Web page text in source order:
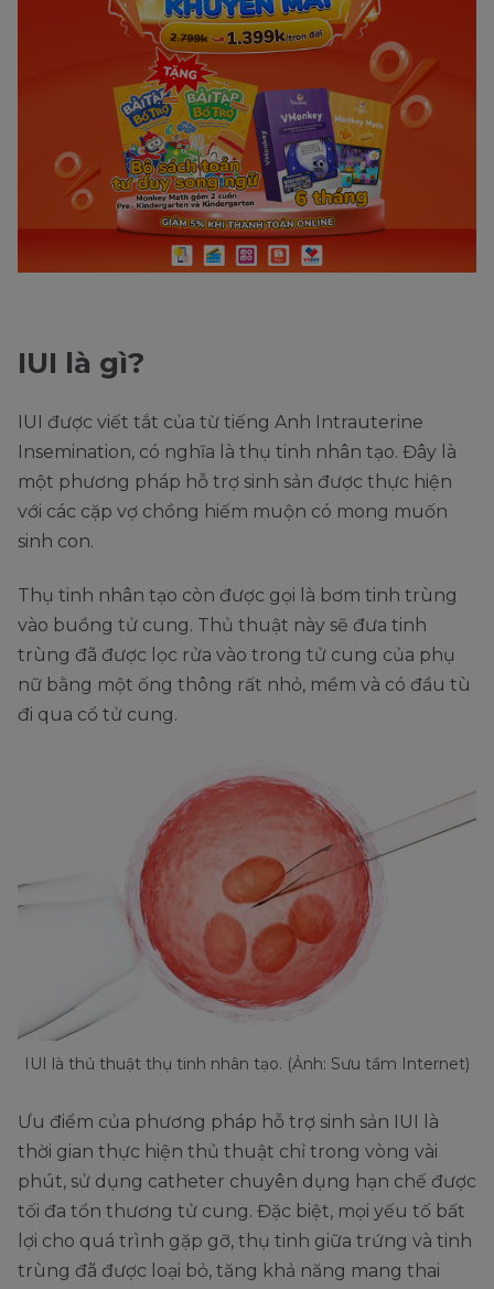
IUI là gì?
IUI được viết tắt của từ tiếng Anh Intrauterine
Insemination, có nghĩa là thụ tinh nhân tạo. Đây là
một phương pháp hỗ trợ sinh sản được thực hiện
với các cặp vợ chồng hiếm muộn có mong muốn
sinh con.
Thụ tinh nhân tạo còn được gọi là bơm tinh trùng
vào buồng tử cung. Thủ thuật này sẽ đưa tinh
trùng đã được lọc rửa vào trong tử cung của phụ
nữ bằng một ống thông rất nhỏ, mềm và có đầu tù
đi qua cổ tử cung.
IUI là thủ thuật thụ tinh nhân tạo. (Ảnh: Sưu tầm Internet)
Ưu điểm của phương pháp hỗ trợ sinh sản IUI là
thời gian thực hiện thủ thuật chỉ trong vòng vài
phút, sử dụng catheter chuyên dụng hạn chế được
tối đa tổn thương tử cung. Đặc biệt, mọi yếu tố bất
lợi cho quá trình gặp gỡ, thụ tinh giữa trứng và tinh
trùng đã được loại bỏ, tăng khả năng mang thai